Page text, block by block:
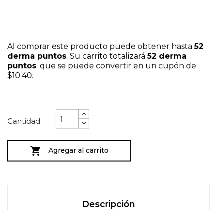
Al comprar este producto puede obtener hasta52
derma puntos. Su carrito totalizará52 derma
puntos. que se puede convertir en un cupón de
$10.40.
Cantidad
 Agregar al carrito
Descripción